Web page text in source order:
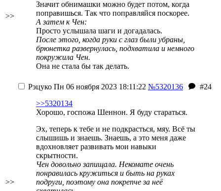
>>
Значит обнимашки можно будет потом, когда
поправишься. Так что поправляйся поскорее.
А затем к Чен:
Просто услышала шаги и догадалась.
После этого, когда руки с глаз были убраны,
брюнетка развернулась, подхватила и немного
покружила Чен.
Она не стала бы так делать.
>>
Рэцуко Пн 06 ноября 2023 18:11:22 №5320136
#24
>>5320134
Хорошо, госпожа Шеннон. Я буду стараться.
Эх, теперь к тебе и не подкрасться, мяу. Всё ты
слышишь и знаешь. Знаешь, а это меня даже
вдохновляет развивать мои навыки
скрытности.
Чен довольно запищала. Некомате очень
понравилась кружиться и быть на руках
подруги, поэтому она покрепче за неё